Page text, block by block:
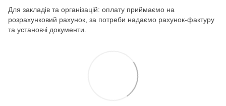
Для закладів та організацій: оплату приймаємо на
розрахунковий рахунок, за потреби надаємо рахунок-фактуру
та установчі документи.